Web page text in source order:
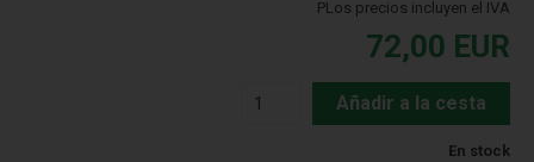
PLos precios incluyen el IVA
72,00 EUR
Añadir a la cesta
En stock